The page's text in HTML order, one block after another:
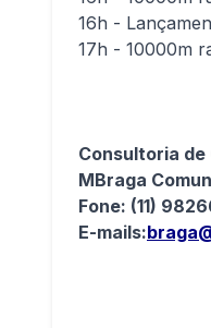
16h -
17h - 10000m
Consultoria de
MBraga
Fone: (11)
E-mails: